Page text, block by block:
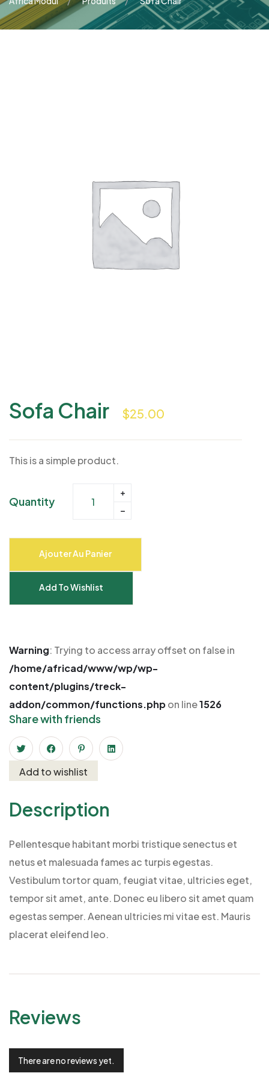
Sofa Chair $25.00
This is a simple product.
Quantity
Ajouter Au Panier
Add To Wishlist
Warning: Trying to access array offset on false in
/home/africad/www/wp/wp-
content/plugins/treck-
addon/common/functions.phpon line1526
Share with friends
Add to wishlist
Description
Pellentesque habitant morbi tristique senectus et
netus et malesuada fames ac turpis egestas.
Vestibulum tortor quam, feugiat vitae, ultricies eget,
tempor sit amet, ante. Donec eu libero sit amet quam
egestas semper. Aenean ultricies mi vitae est. Mauris
placerat eleifend leo.
Reviews
There are no reviews yet.